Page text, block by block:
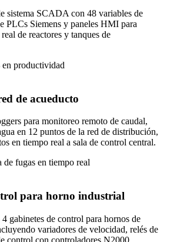
sistema SCADA con 48 variables de
PLCs Siemens y paneles HMI para
de reactores y tanques de
productividad
de acueducto
para monitoreo remoto de caudal,
en 12 puntos de la red de distribución,
en tiempo real a sala de control central.
de fugas en tiempo real
para horno industrial
gabinetes de control para hornos de
variadores de velocidad, relés de
control con controladores N2000.